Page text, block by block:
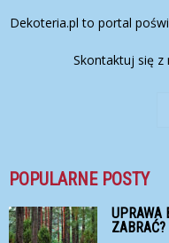
Dekoteria.pl to portal
Skontaktuj się z
POPULARNE POSTY
UPRAWA
ZABRAĆ?